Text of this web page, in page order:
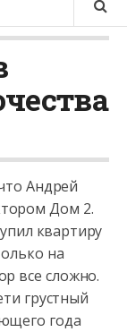
Андрей
Дом 2.
квартиру
на
все сложно.
грустный
года